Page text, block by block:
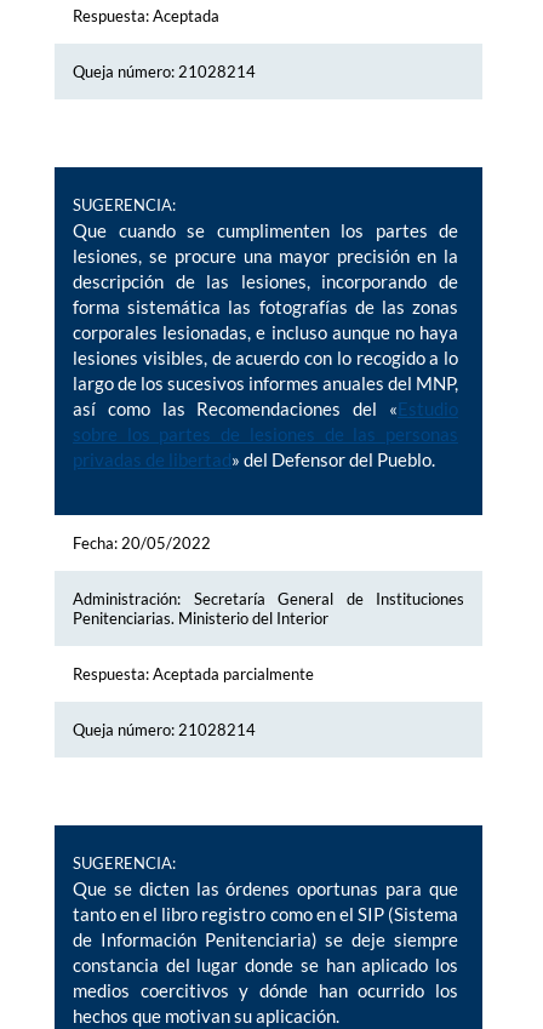
Respuesta: Aceptada
Queja número: 21028214
SUGERENCIA:
Que cuando se cumplimenten los partes de
lesiones, se procure una mayor precisión en la
descripción de las lesiones, incorporando de
forma sistemática las fotografías de las zonas
corporales lesionadas, e incluso aunque no haya
lesiones visibles, de acuerdo con lo recogido a lo
largo de los sucesivos informes anuales del MNP,
así como las Recomendaciones del «Estudio
sobre los partes de lesiones de las personas
privadas de libertad» del Defensor del Pueblo.
Fecha: 20/05/2022
Administración: Secretaría General de Instituciones
Penitenciarias. Ministerio del Interior
Respuesta: Aceptada parcialmente
Queja número: 21028214
SUGERENCIA:
Que se dicten las órdenes oportunas para que
tanto en el libro registro como en el SIP (Sistema
de Información Penitenciaria) se deje siempre
constancia del lugar donde se han aplicado los
medios coercitivos y dónde han ocurrido los
hechos que motivan su aplicación.